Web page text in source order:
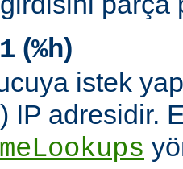
(%h)
istek
IP adresidir.